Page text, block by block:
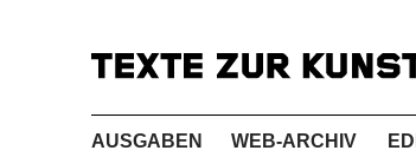
AUSGABEN WEB-ARCHIV